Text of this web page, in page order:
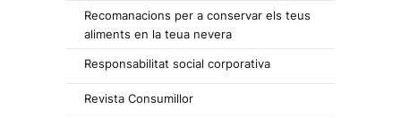
Recomanacions per a conservar els teus
aliments en la teua nevera
Responsabilitat social corporativa
Revista Consumillor